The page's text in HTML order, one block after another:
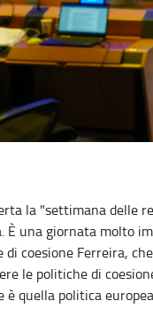
la "settimana delle
È una giornata molto
di coesione Ferreira,
le politiche di
è quella politica